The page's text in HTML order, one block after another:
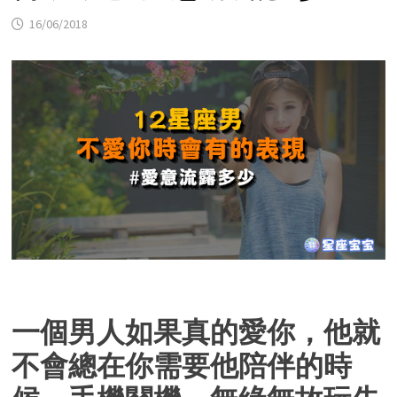
16/06/2018
一個男人如果真的愛你，他就
不會總在你需要他陪伴的時